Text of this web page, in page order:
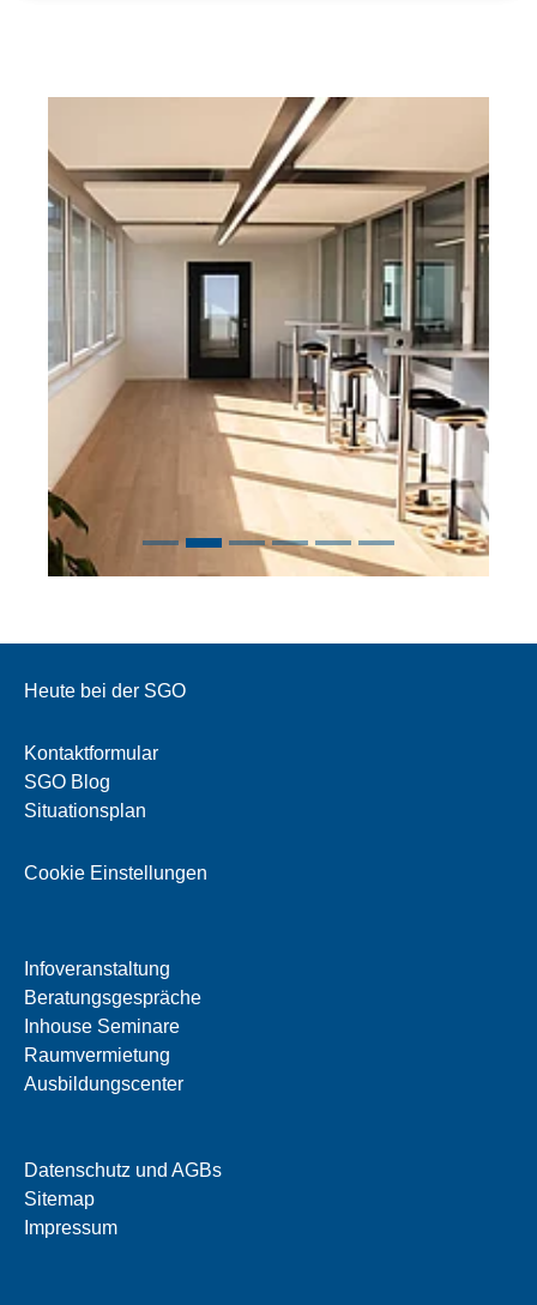
Heute bei der SGO
Kontaktformular
SGO Blog
Situationsplan
Cookie Einstellungen
Infoveranstaltung
Beratungsgespräche
Inhouse Seminare
Raumvermietung
Ausbildungscenter
Datenschutz und AGBs
Sitemap
Impressum